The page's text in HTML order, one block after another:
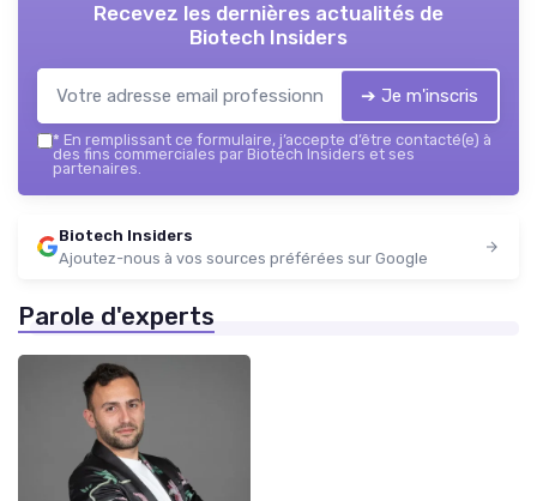
Recevez les dernières actualités de
Biotech Insiders
➔ Je m'inscris
* En remplissant ce formulaire, j’accepte d’être contacté(e) à
des fins commerciales par Biotech Insiders et ses
partenaires.
Biotech Insiders
Ajoutez-nous à vos sources préférées sur Google
Parole d'experts